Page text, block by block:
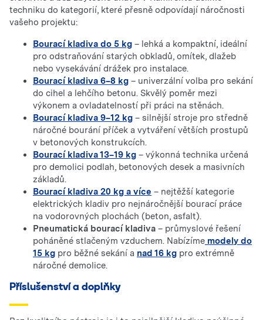
techniku do kategorií, které přesně odpovídají náročnosti
vašeho projektu:
Bourací kladiva do 5 kg – lehká a kompaktní, ideální
pro odstraňování starých obkladů, omítek, dlažeb
nebo vysekávání drážek pro instalace.
Bourací kladiva 6–8 kg – univerzální volba pro sekání
do cihel a lehčího betonu. Skvělý poměr mezi
výkonem a ovladatelností při práci na stěnách.
Bourací kladiva 9–12 kg – silnější stroje pro středně
náročné bourání příček a vytváření větších prostupů
v betonových konstrukcích.
Bourací kladiva 13–19 kg – výkonná technika určená
pro demolici podlah, betonových desek a masivních
základů.
Bourací kladiva 20 kg a více – nejtěžší kategorie
elektrických kladiv pro nejnáročnější bourací práce
na vodorovných plochách (beton, asfalt).
Pneumatická bourací kladiva – průmyslové řešení
poháněné stlačeným vzduchem. Nabízíme modely do
15 kg pro běžné sekání a nad 16 kg pro extrémně
náročné demolice.
Příslušenství a doplňky